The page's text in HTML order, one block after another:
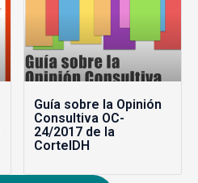
Guía sobre la Opinión
Consultiva OC-
24/2017 de la
CorteIDH